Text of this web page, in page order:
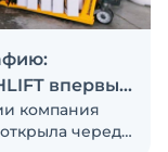
впервые
компания
череду